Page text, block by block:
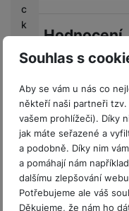
Souhlas s
Aby se vám u nás co
někteří naši partneři
vašem prohlížeči). Díky
jak máte seřazené a
a podobně. Díky nim
a pomáhají nám
dalšímu zlepšování
Potřebujeme ale váš
Děkujeme, že nám ho
c
k
e
d
M
o
bi
le
O
ut
fit
te
Hodnocení
Pro vkládání
Recenze
Nebyla přidána